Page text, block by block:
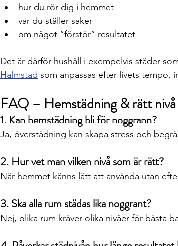
hur du rör dig i hemmet
var du ställer saker
om något “förstör” resultatet
Det är därför hushåll i exempelvis städer
Halmstad som anpassas efter livets tempo,
FAQ – Hemstädning & rätt nivå
1. Kan hemstädning bli för noggrann?
Ja, överstädning kan skapa stress och
2. Hur vet man vilken nivå som är rätt?
När hemmet känns lätt att använda utan
3. Ska alla rum städas lika noggrant?
Nej, olika rum kräver olika nivåer för bästa